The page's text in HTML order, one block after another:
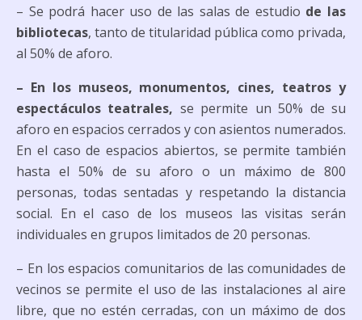
– Se podrá hacer uso de las salas de estudio de las
bibliotecas, tanto de titularidad pública como privada,
al 50% de aforo.
– En los museos, monumentos, cines, teatros y
espectáculos teatrales, se permite un 50% de su
aforo en espacios cerrados y con asientos numerados.
En el caso de espacios abiertos, se permite también
hasta el 50% de su aforo o un máximo de 800
personas, todas sentadas y respetando la distancia
social. En el caso de los museos las visitas serán
individuales en grupos limitados de 20 personas.
– En los espacios comunitarios de las comunidades de
vecinos se permite el uso de las instalaciones al aire
libre, que no estén cerradas, con un máximo de dos